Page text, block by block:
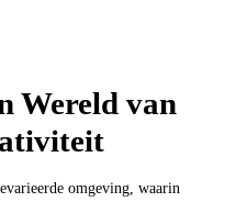
Wereld van
omgeving, waarin